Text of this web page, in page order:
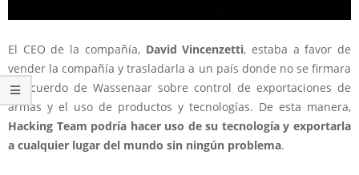
El CEO de la compañía, David Vincenzetti, estaba a favor de
vender la compañía y trasladarla a un país donde no se firmara
el Acuerdo de Wassenaar sobre control de exportaciones de
armas y el uso de productos y tecnologías. De esta manera,
Hacking Team podría hacer uso de su tecnología y exportarla
a cualquier lugar del mundo sin ningún problema.